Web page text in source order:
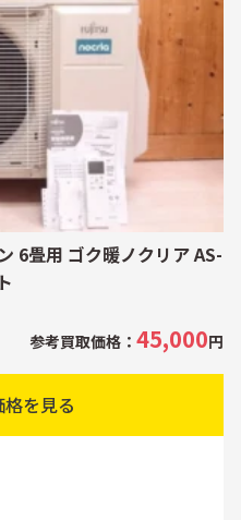
6畳用 ゴク暖ノクリア AS-
参考買取価格： 45,000円
を見る